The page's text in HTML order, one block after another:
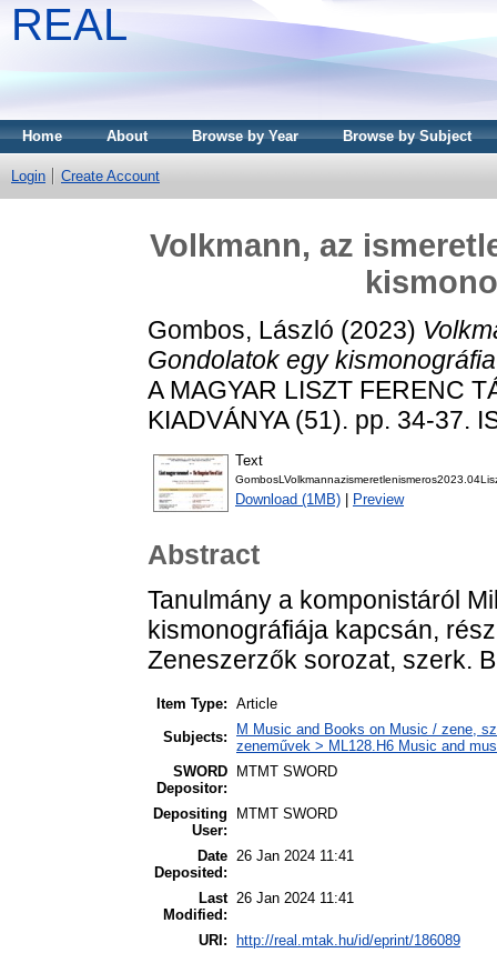
REAL
Home About Browse by Year Browse by Subject
Login Create Account
Volkmann, az
Gombos, László (2023)
Gondolatok egy
A MAGYAR LISZT FERENC
KIADVÁNYA (51). pp. 34-37.
Text
Download (1MB) Preview
Abstract
Tanulmány a komponistáról
kismonográfiája kapcsán,
Zeneszerzők sorozat, szerk.
Item Type: Article
Subjects:
M Music and Books on Music / zene,
zeneművek > ML128.H6 Music and
SWORD
Depositor:
MTMT SWORD
Depositing
User:
MTMT SWORD
Date
Deposited:
26 Jan 2024 11:41
Last
Modified:
26 Jan 2024 11:41
URI: http://real.mtak.hu/id/eprint/186089